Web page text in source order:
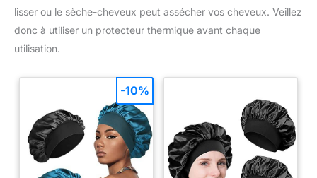
lisser ou le sèche-cheveux peut assécher vos cheveux. Veillez
donc à utiliser un protecteur thermique avant chaque
utilisation.
-10%